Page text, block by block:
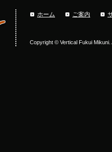
ホーム ご案内
Copyright © Vertical Fukui